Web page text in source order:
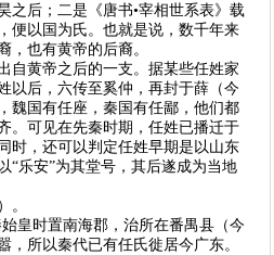
之后；二是《唐书•宰相世系表》载
便以国为氏。也就是说，数千年来
，也有黄帝的后裔。
自黄帝之后的一支。据某些任姓家
以后，六传至奚仲，再封于薛（今
魏国有任座，秦国有任鄙，他们都
。可见在先秦时期，任姓已播迁于
时，还可以判定任姓早期是以山东
“乐安”为其堂号，其后遂成为当地
。
皇时置南海郡，治所在番禺县（今
，所以秦代已有任氏徙居今广东。